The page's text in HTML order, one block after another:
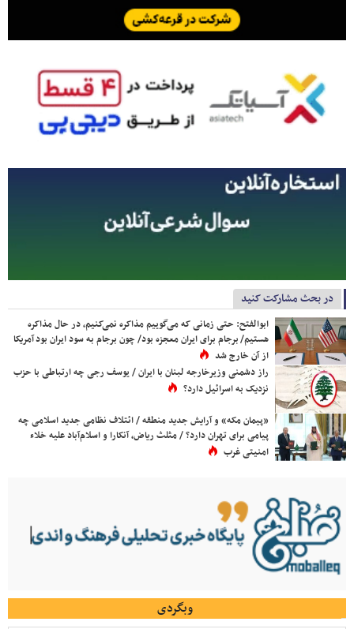
در بحث مشارکت کنید
ابوالفتح: حتی زمانی که می‌گوییم مذاکره نمی‌کنیم، در حال مذاکره
هستیم/ برجام برای ایران معجزه بود/ چون برجام به سود ایران بود آمریکا
از آن خارج شد
راز دشمنی وزیرخارجه لبنان با ایران / یوسف رجی چه ارتباطی با حزب
نزدیک به اسرائیل دارد؟
«پیمان مکه» و آرایش جدید منطقه / ائتلاف نظامی جدید اسلامی چه
پیامی برای تهران دارد؟ / مثلث ریاض، آنکارا و اسلام‌آباد علیه خلاء
امنیتی غرب
وبگردی